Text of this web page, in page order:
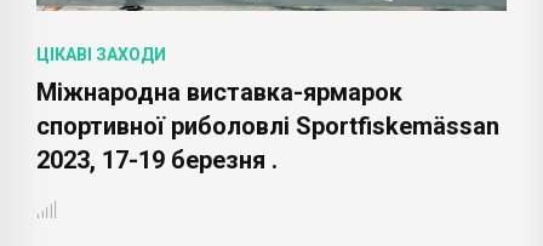
ЦІКАВІ ЗАХОДИ
Міжнародна виставка-ярмарок
спортивної риболовлі Sportfiskemässan
2023, 17-19 березня .